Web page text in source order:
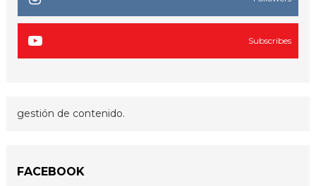
Subscribes
gestión de contenido.
FACEBOOK